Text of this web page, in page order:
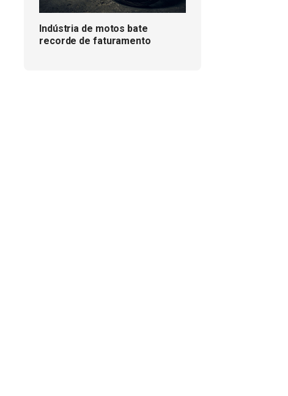
Indústria de motos bate
recorde de faturamento